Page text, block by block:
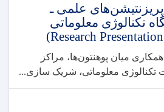
علمی ـ
تکنالوژی معلوماتی
میان پوهنتون‌ها، مراکز
تکنالوژی معلوماتی، شریک ‌سازی...